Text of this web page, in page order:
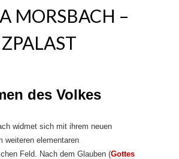
MORSBACH –
des Volkes
widmet sich mit ihrem neuen
weiteren elementaren
Feld. Nach dem Glauben (Gottes